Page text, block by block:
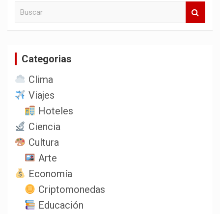
Categorias
Clima
Viajes
Hoteles
Ciencia
Cultura
Arte
Economía
Criptomonedas
Educación